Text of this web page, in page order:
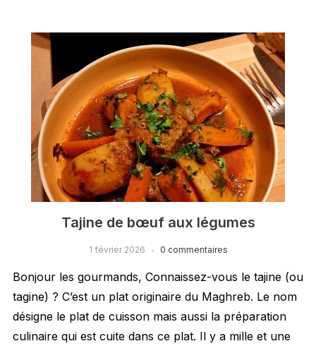
Tajine de bœuf aux légumes
1 février 2026 0 commentaires
Bonjour les gourmands, Connaissez-vous le tajine (ou
tagine) ? C’est un plat originaire du Maghreb. Le nom
désigne le plat de cuisson mais aussi la préparation
culinaire qui est cuite dans ce plat. Il y a mille et une